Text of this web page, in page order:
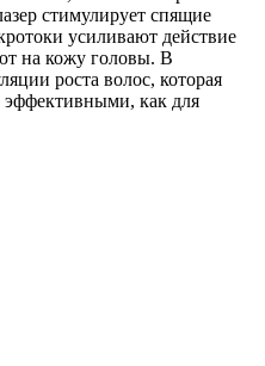
стимулирует спящие
усиливают действие
на кожу головы. В
роста волос, которая
эффективными, как для